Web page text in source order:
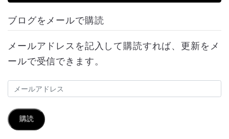
ブログをメールで購読
メールアドレスを記入して購読すれば、更新をメ
ールで受信できます。
メ
ル
ア
購読